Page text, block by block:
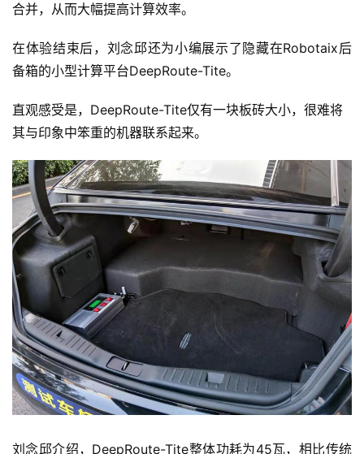
合并，从而大幅提高计算效率。
在体验结束后，刘念邱还为小编展示了隐藏在Robotaix后
备箱的小型计算平台DeepRoute-Tite。
直观感受是，DeepRoute-Tite仅有一块板砖大小，很难将
其与印象中笨重的机器联系起来。
刘念邱介绍，DeepRoute-Tite整体功耗为45瓦，相比传统